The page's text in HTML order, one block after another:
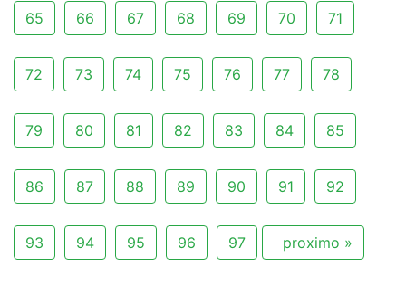
65 66 67 68 69 70 71
72 73 74 75 76 77 78
79 80 81 82 83 84 85
86 87 88 89 90 91 92
93 94 95 96 97 proximo »